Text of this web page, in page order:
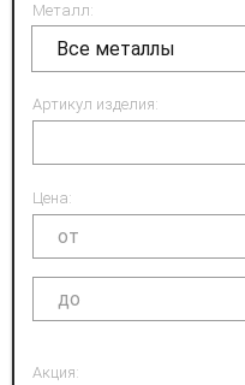
Металл:
Все металлы
Артикул изделия:
Цена:
Акция: